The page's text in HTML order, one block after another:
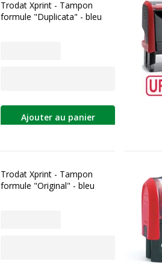
Trodat Xprint - Tampon
formule "Duplicata" - bleu
Ajouter au panier
Trodat Xprint - Tampon
formule "Original" - bleu